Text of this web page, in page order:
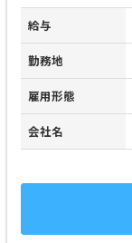
給与
勤務地
雇用形態
会社名